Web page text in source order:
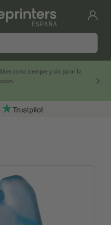
como siempre y sin parar la